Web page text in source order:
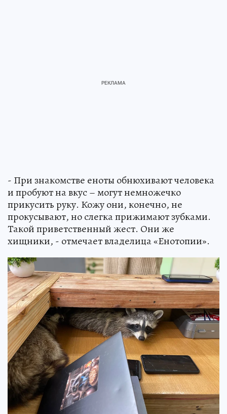
- При знакомстве еноты обнюхивают человека
и пробуют на вкус – могут немножечко
прикусить руку. Кожу они, конечно, не
прокусывают, но слегка прижимают зубками.
Такой приветственный жест. Они же
хищники, - отмечает владелица «Енотопии».